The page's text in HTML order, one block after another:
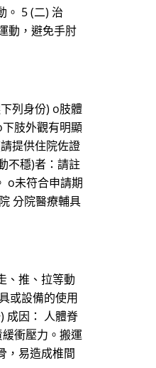
。 5 (二) 治
動，避免手肘
列身份) o肢體
肢外觀有明顯
提供住院佐證
不穩)者：請註
o未符合申請期
分院醫療輔具
、推、拉等動
或設備的使用
成因： 人體脊
衝壓力。搬運
，易造成椎間